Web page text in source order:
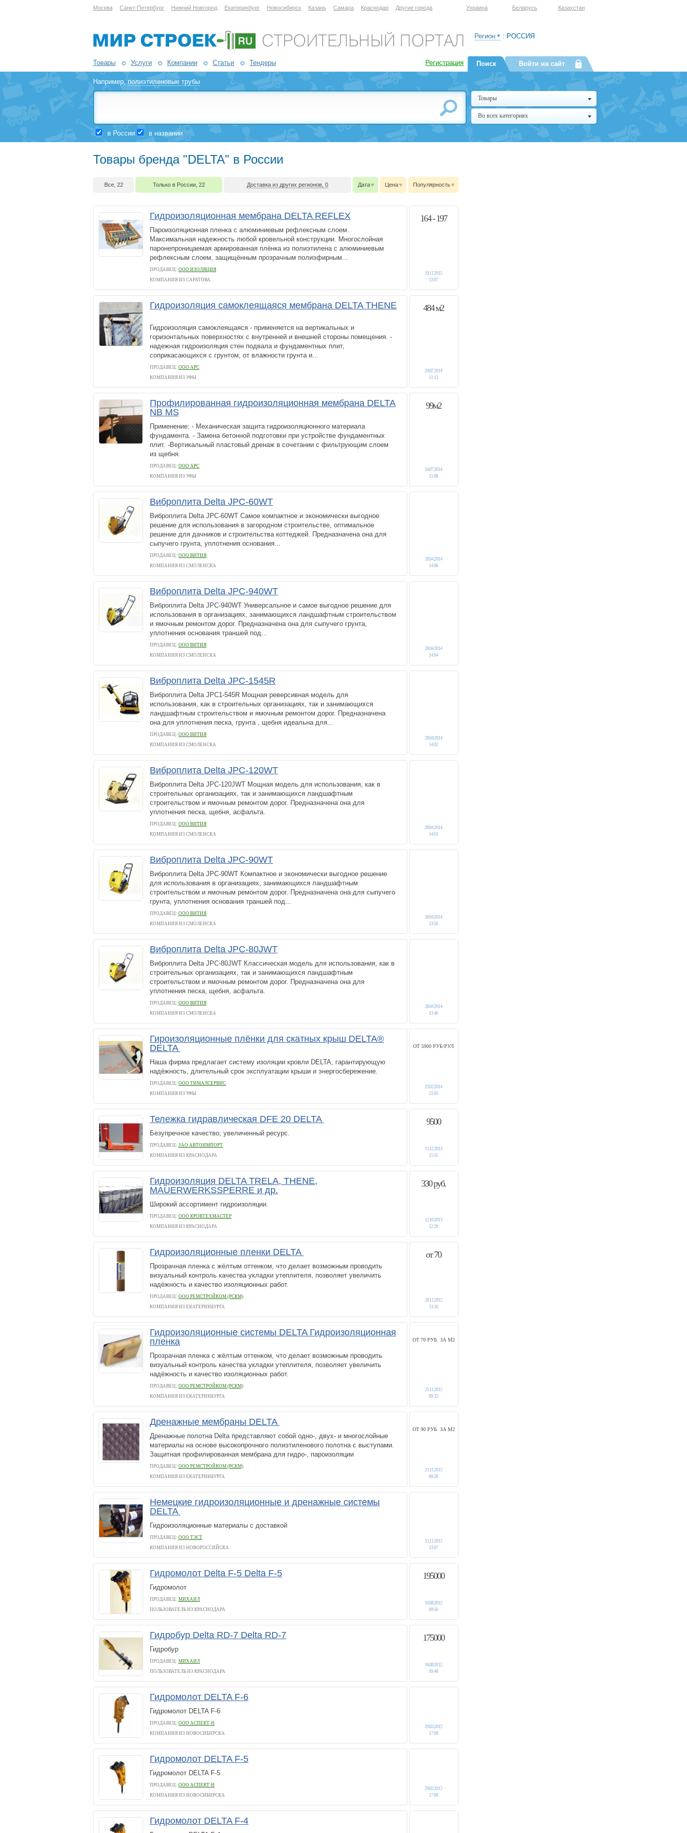
Москва Санкт-Петербург Нижний Новгород Екатеринбург Новосибирск Казань Самара Краснодар Другие города Украина Беларусь Казахстан
Товары Услуги Компании Статьи Тендеры Регистрация
Регион : РОССИЯ
Например,полиэтиленовые трубы
в России в названии
Поиск Войти на сайт
Товары
Во всех категориях
Товары бренда "DELTA" в России
Все, 22 Только в России, 22 Доставка из других регионов, 0 Дата Цена Популярность
Гидроизоляционная мембрана DELTA REFLEX
Пароизоляционная пленка с алюминиевым рефлексным слоем.
Максимальная надежность любой кровельной конструкции. Многослойная
паронепроницаемая армированная плёнка из полиэтилена с алюминиевым
рефлексным слоем, защищённым прозрачным полиэфирным...
ПРОДАВЕЦ: ООО ИЗОЛЯЦИЯ
КОМПАНИЯ ИЗ САРАТОВА
164 - 197
19.11.2015
13:07
Гидроизоляция самоклеящаяся мембрана DELTA THENE
Гидроизоляция самоклеящаяся - применяется на вертикальных и
горизонтальных поверхностях с внутренней и внешней стороны помещения. -
надежная гидроизоляция стен подвала и фундаментных плит,
соприкасающихся с грунтом, от влажности грунта и...
ПРОДАВЕЦ: ООО АРС
КОМПАНИЯ ИЗ УФЫ
484 м2
24.07.2014
11:13
Профилированная гидроизоляционная мембрана DELTA
NB MS
Применение: - Механическая защита гидроизоляционного материала
фундамента. - Замена бетонной подготовки при устройстве фундаментных
плит. -Вертикальный пластовый дренаж в сочетании с фильтрующим слоем
из щебня.
ПРОДАВЕЦ: ООО АРС
КОМПАНИЯ ИЗ УФЫ
99м2
24.07.2014
11:08
Виброплита Delta JPC-60WT
Виброплита Delta JPC-60WT Самое компактное и экономически выгодное
решение для использования в загородном строительстве, оптимальное
решение для дачников и строительства коттеджей. Предназначена она для
сыпучего грунта, уплотнения основания...
ПРОДАВЕЦ: ООО ВИТИЯ
КОМПАНИЯ ИЗ СМОЛЕНСКА
28.04.2014
14:06
Виброплита Delta JPC-940WT
Виброплита Delta JPC-940WT Универсальное и самое выгодное решение для
использования в организациях, занимающихся ландшафтным строительством
и ямочным ремонтом дорог. Предназначена она для сыпучего грунта,
уплотнения основания траншей под...
ПРОДАВЕЦ: ООО ВИТИЯ
КОМПАНИЯ ИЗ СМОЛЕНСКА
28.04.2014
14:04
Виброплита Delta JPC-1545R
Виброплита Delta JPC1-545R Мощная реверсивная модель для
использования, как в строительных организациях, так и занимающихся
ландшафтным строительством и ямочным ремонтом дорог. Предназначена
она для уплотнения песка, грунта , щебня идеальна для...
ПРОДАВЕЦ: ООО ВИТИЯ
КОМПАНИЯ ИЗ СМОЛЕНСКА
28.04.2014
14:02
Виброплита Delta JPC-120WT
Виброплита Delta JPC-120JWT Мощная модель для использования, как в
строительных организациях, так и занимающихся ландшафтным
строительством и ямочным ремонтом дорог. Предназначена она для
уплотнения песка, щебня, асфальта.
ПРОДАВЕЦ: ООО ВИТИЯ
КОМПАНИЯ ИЗ СМОЛЕНСКА
28.04.2014
14:01
Виброплита Delta JPC-90WT
Виброплита Delta JPC-90WT Компактное и экономически выгодное решение
для использования в организациях, занимающихся ландшафтным
строительством и ямочным ремонтом дорог. Предназначена она для сыпучего
грунта, уплотнения основания траншей под...
ПРОДАВЕЦ: ООО ВИТИЯ
КОМПАНИЯ ИЗ СМОЛЕНСКА
28.04.2014
13:56
Виброплита Delta JPC-80JWT
Виброплита Delta JPC-80JWT Классическая модель для использования, как в
строительных организациях, так и занимающихся ландшафтным
строительством и ямочным ремонтом дорог. Предназначена она для
уплотнения песка, щебня, асфальта.
ПРОДАВЕЦ: ООО ВИТИЯ
КОМПАНИЯ ИЗ СМОЛЕНСКА
28.04.2014
13:46
Гироизоляционные плёнки для скатных крыш DELTA®
DELTA
Наша фирма предлагает систему изоляции кровли DELTA, гарантирующую
надёжность, длительный срок эксплуатации крыши и энергосбережение.
ПРОДАВЕЦ: ООО ТИМАЛСЕРВИС
КОМПАНИЯ ИЗ УФЫ
ОТ 5900 РУБ/РУЛ
23.03.2014
21:05
Тележка гидравлическая DFE 20 DELTA
Безупречное качество, увеличенный ресурс.
ПРОДАВЕЦ: ЗАО АВТОИМПОРТ
КОМПАНИЯ ИЗ КРАСНОДАРА
9500
11.12.2013
15:55
Гидроизоляция DELTA TRELA, THENE,
MAUERWERKSSPERRE и др.
Широкий ассортимент гидроизоляции.
ПРОДАВЕЦ: ООО КРОВТЕХМАСТЕР
КОМПАНИЯ ИЗ КРАСНОДАРА
330 руб.
12.10.2013
12:29
Гидроизоляционные пленки DELTA
Прозрачная пленка с жёлтым оттенком, что делает возможным проводить
визуальный контроль качества укладки утеплителя, позволяет увеличить
надёжность и качество изоляционных работ.
ПРОДАВЕЦ: ООО РЕМСТРОЙКОМ (РСКМ)
КОМПАНИЯ ИЗ ЕКАТЕРИНБУРГА
от 70
28.11.2012
13:16
Гидроизоляционные системы DELTA Гидроизоляционная
пленка
Прозрачная пленка с жёлтым оттенком, что делает возможным проводить
визуальный контроль качества укладки утеплителя, позволяет увеличить
надёжность и качество изоляционных работ.
ПРОДАВЕЦ: ООО РЕМСТРОЙКОМ (РСКМ)
КОМПАНИЯ ИЗ ЕКАТЕРИНБУРГА
ОТ 70 РУБ. ЗА М2
21.11.2012
09:32
Дренажные мембраны DELTA
Дренажные полотна Delta представляют собой одно-, двух- и многослойные
материалы на основе высокопрочного полиэтиленового полотна с выступами.
Защитная профилированная мембрана для гидро-, пароизоляции
ПРОДАВЕЦ: ООО РЕМСТРОЙКОМ (РСКМ)
КОМПАНИЯ ИЗ ЕКАТЕРИНБУРГА
ОТ 90 РУБ. ЗА М2
21.11.2012
09:28
Немецкие гидроизоляционные и дренажные системы
DELTA
Гидроизоляционные материалы с доставкой
ПРОДАВЕЦ: ООО ТЭСТ
КОМПАНИЯ ИЗ НОВОРОССИЙСКА
15.11.2012
13:07
Гидромолот Delta F-5 Delta F-5
Гидромолот
ПРОДАВЕЦ: МИХАИЛ
ПОЛЬЗОВАТЕЛЬ ИЗ КРАСНОДАРА
195000
16.08.2012
09:50
Гидробур Delta RD-7 Delta RD-7
Гидробур
ПРОДАВЕЦ: МИХАИЛ
ПОЛЬЗОВАТЕЛЬ ИЗ КРАСНОДАРА
175000
16.08.2012
09:48
Гидромолот DELTA F-6
Гидромолот DELTA F-6
ПРОДАВЕЦ: ООО АСПЕКТ-Н
КОМПАНИЯ ИЗ НОВОСИБИРСКА
29.03.2012
17:09
Гидромолот DELTA F-5
Гидромолот DELTA F-5
ПРОДАВЕЦ: ООО АСПЕКТ-Н
КОМПАНИЯ ИЗ НОВОСИБИРСКА
29.03.2012
17:08
Гидромолот DELTA F-4